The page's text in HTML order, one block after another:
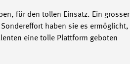
für den tollen Einsatz. Ein grosser
haben sie es ermöglicht,
eine tolle Plattform geboten